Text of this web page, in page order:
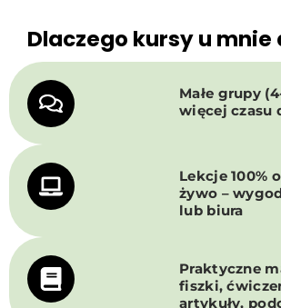
Dlaczego kursy u mnie
Małe grupy
więcej czasu
Lekcje 100%
żywo –
lub biura
Praktyczne
fiszki,
artykuły,